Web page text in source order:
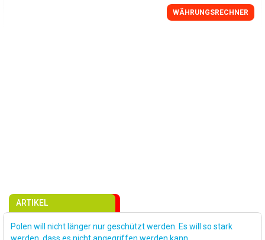
WÄHRUNGSRECHNER
ARTIKEL
Polen will nicht länger nur geschützt werden. Es will so stark